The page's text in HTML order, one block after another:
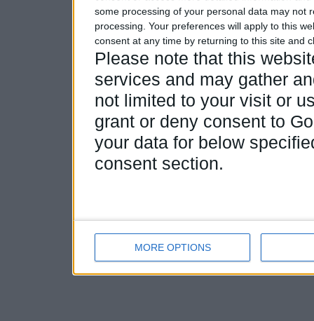
some processing of your personal data may not
processing. Your preferences will apply to this
consent at any time by returning to this site and
Please note that this
services and may gather
not limited to your visit or
grant or deny consent to
your data for below
consent section.
MORE OPTIONS